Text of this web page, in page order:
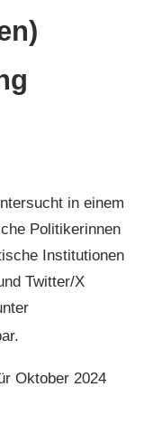
in einem
Politikerinnen
Institutionen
Twitter/X
Oktober 2024